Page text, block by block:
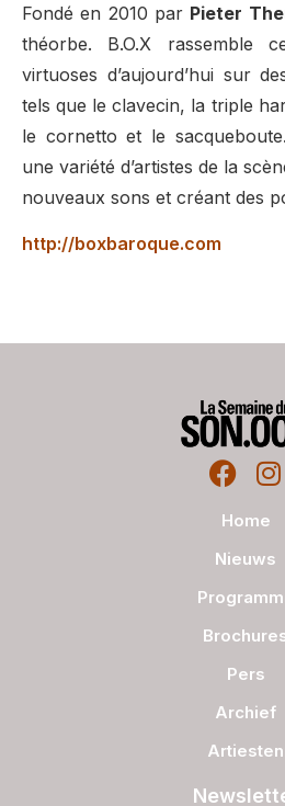
Fondé en 2010 par Pieter
théorbe. B.O.X rassemble
virtuoses d’aujourd’hui sur
tels que le clavecin, la triple
le cornetto et le
une variété d’artistes de la
nouveaux sons et créant des
http://boxbaroque.com
Home
Nieuws
Pers
Archief
Artiesten